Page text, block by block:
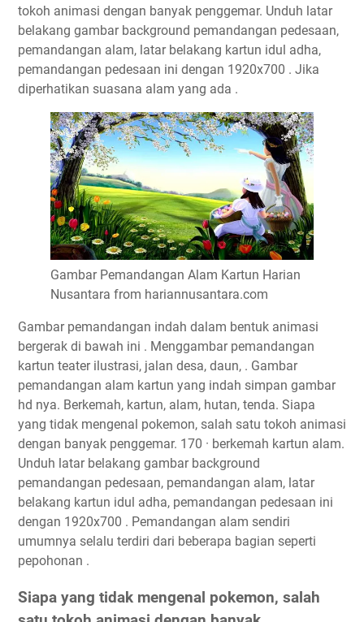
tokoh animasi dengan banyak penggemar. Unduh latar
belakang gambar background pemandangan pedesaan,
pemandangan alam, latar belakang kartun idul adha,
pemandangan pedesaan ini dengan 1920x700 . Jika
diperhatikan suasana alam yang ada .
Gambar Pemandangan Alam Kartun Harian
Nusantara from hariannusantara.com
Gambar pemandangan indah dalam bentuk animasi
bergerak di bawah ini . Menggambar pemandangan
kartun teater ilustrasi, jalan desa, daun, . Gambar
pemandangan alam kartun yang indah simpan gambar
hd nya. Berkemah, kartun, alam, hutan, tenda. Siapa
yang tidak mengenal pokemon, salah satu tokoh animasi
dengan banyak penggemar. 170 · berkemah kartun alam.
Unduh latar belakang gambar background
pemandangan pedesaan, pemandangan alam, latar
belakang kartun idul adha, pemandangan pedesaan ini
dengan 1920x700 . Pemandangan alam sendiri
umumnya selalu terdiri dari beberapa bagian seperti
pepohonan .
Siapa yang tidak mengenal pokemon, salah